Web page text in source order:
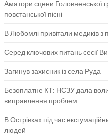
Аматори сцени Головненської
повстанської пісні
В Любомлі привітали медиків
Серед ключових питань сесії
Загинув захисник із села Руда
Безоплатне КТ: НСЗУ дала
виправлення проблем
В Острівках під час
людей